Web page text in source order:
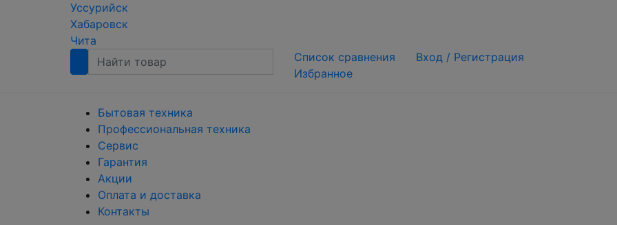
Уссурийск
Хабаровск
Чита
Список сравнения
Избранное
Вход / Регистрация
Бытовая техника
Профессиональная техника
Сервис
Гарантия
Акции
Оплата и доставка
Контакты